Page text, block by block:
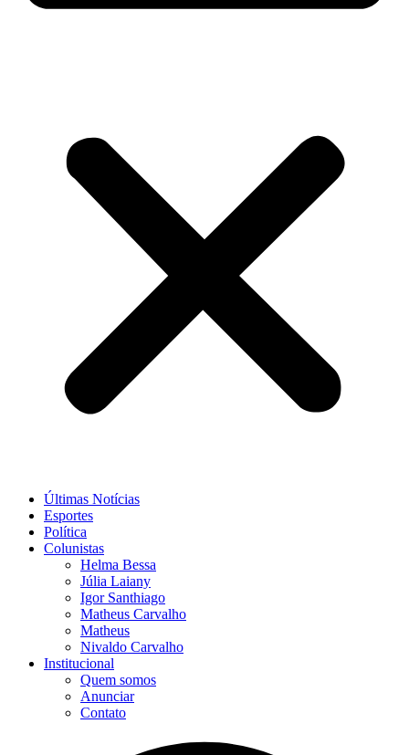
Últimas Notícias
Esportes
Política
Colunistas
Helma Bessa
Júlia Laiany
Igor Santhiago
Matheus Carvalho
Matheus
Nivaldo Carvalho
Institucional
Quem somos
Anunciar
Contato